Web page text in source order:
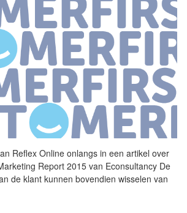
Reflex Online onlangs in een artikel over
Report 2015 van Econsultancy De
de klant kunnen bovendien wisselen van